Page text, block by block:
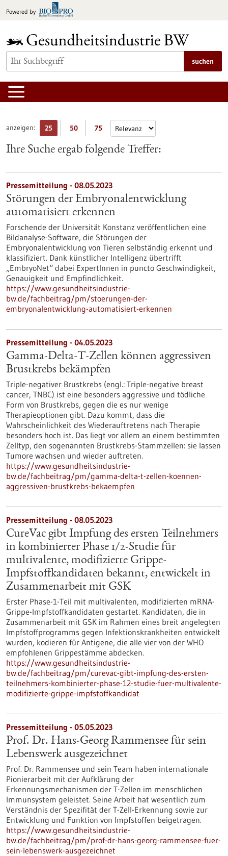
Inhalt
Powered by
suchen
anzeigen: 25 50 75
Ihre Suche ergab folgende Treffer:
Pressemitteilung - 08.05.2023
Störungen der Embryonalentwicklung
automatisiert erkennen
Forschende der Universität Konstanz veröffentlichen eine
Bildanalyse-Software, die Störungen der
Embryonalentwicklung von Tieren selbständig erkennt und
klassifiziert. Dank künstlicher Intelligenz übertrifft
„EmbryoNet“ dabei ExpertInnen in puncto Geschwindigkeit,
Genauigkeit und Empfindlichkeit.
https://www.gesundheitsindustrie-
bw.de/fachbeitrag/pm/stoerungen-der-
embryonalentwicklung-automatisiert-erkennen
Pressemitteilung - 04.05.2023
Gamma-Delta-T-Zellen können aggressiven
Brustkrebs bekämpfen
Triple-negativer Brustkrebs (engl.: Triple-negative breast
cancer, TNBC) ist eine besonders aggressive und tödliche
Form von Brustkrebs, gegen die es nur wenige
Therapieoptionen gibt. Dazu kommt, dass die
Wahrscheinlichkeit des Wiederauftretens nach Therapie
besonders hoch ist. Das liegt vor allem an einem bestimmten
Zelltyp, den sogenannten Brustkrebs-Stammzellen: sie lassen
Tumore wachsen und wieder auftreten.
https://www.gesundheitsindustrie-
bw.de/fachbeitrag/pm/gamma-delta-t-zellen-koennen-
aggressiven-brustkrebs-bekaempfen
Pressemitteilung - 08.05.2023
CureVac gibt Impfung des ersten Teilnehmers
in kombinierter Phase 1/2-Studie für
multivalente, modifizierte Grippe-
Impfstoffkandidaten bekannt, entwickelt in
Zusammenarbeit mit GSK
Erster Phase-1-Teil mit multivalenten, modifizierten mRNA-
Grippe-Impfstoff­kandidaten gestartet. Kandidaten, die in
Zusammenarbeit mit GSK im Rahmen eines breit angelegten
Impfstoffprogramms gegen Infektionskrankheiten entwickelt
wurden, kodieren für Antigene, die alle vier von der WHO
empfohlenen Grippestämme abdecken.
https://www.gesundheitsindustrie-
bw.de/fachbeitrag/pm/curevac-gibt-impfung-des-ersten-
teilnehmers-kombinierter-phase-12-studie-fuer-multivalente-
modifizierte-grippe-impfstoffkandidat
Pressemitteilung - 05.05.2023
Prof. Dr. Hans-Georg Rammensee für sein
Lebenswerk ausgezeichnet
Prof. Dr. Rammensee und sein Team haben internationale
Pionierarbeit mit der Aufklärung der
Erkennungsmechanismen der T-Zellen im menschlichen
Immunsystem geleistet. Seine Arbeit hat wesentlich zum
Verständnis der Spezifität der T-Zell-Erkennung sowie zur
Entwicklung und Funktion von Impfstoffen beigetragen.
https://www.gesundheitsindustrie-
bw.de/fachbeitrag/pm/prof-dr-hans-georg-rammensee-fuer-
sein-lebenswerk-ausgezeichnet